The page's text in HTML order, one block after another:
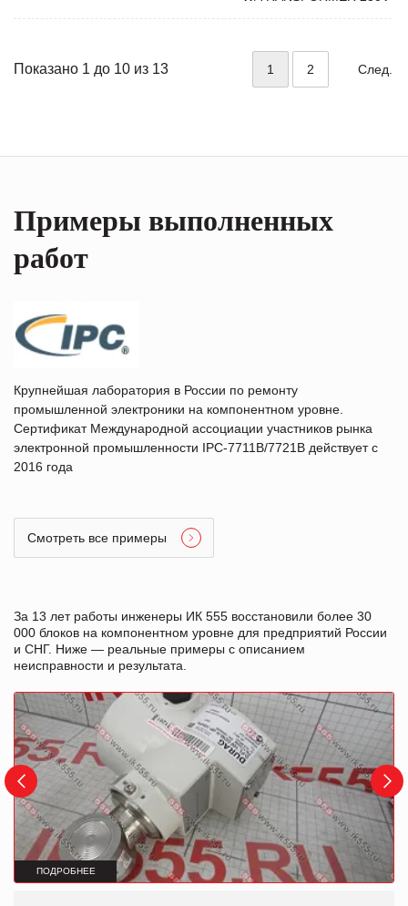
Показано 1 до 10 из 13 1 2 След.
Примеры выполненных
работ
Крупнейшая лаборатория в России по ремонту
промышленной электроники на компонентном уровне.
Сертификат Международной ассоциации участников рынка
электронной промышленности IPC-7711B/7721B действует с
2016 года
Смотреть все примеры
За 13 лет работы инженеры ИК 555 восстановили более 30
000 блоков на компонентном уровне для предприятий России
и СНГ. Ниже — реальные примеры с описанием
неисправности и результата.
ПОДРОБНЕЕ